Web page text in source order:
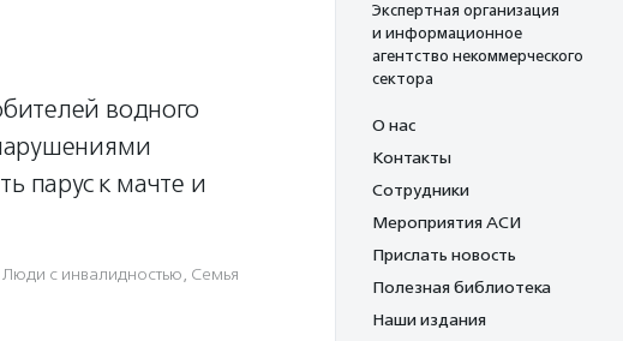
водного
парус к мачте и
Люди с инвалидностью, Семья
Экспертная организация
и информационное
агентство некоммерческого
сектора
О нас
Контакты
Сотрудники
Мероприятия АСИ
Прислать новость
Полезная библиотека
Наши издания